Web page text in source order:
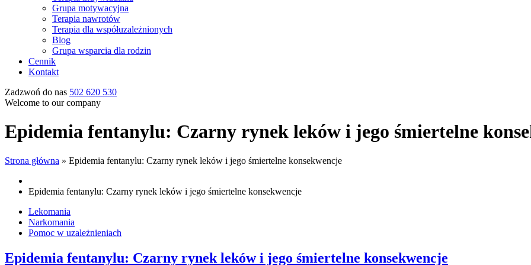
Grupa motywacyjna
Terapia nawrotów
Terapia dla współuzależnionych
Blog
Grupa wsparcia dla rodzin
Cennik
Kontakt
Zadzwoń do nas 502 620 530
Welcome to our company
Epidemia fentanylu: Czarny rynek leków i jego śmiertelne
Strona główna » Epidemia fentanylu: Czarny rynek leków i jego śmiertelne konsekwencje
Epidemia fentanylu: Czarny rynek leków i jego śmiertelne konsekwencje
Lekomania
Narkomania
Pomoc w uzależnieniach
Epidemia fentanylu: Czarny rynek leków i jego śmiertelne konsekwencje